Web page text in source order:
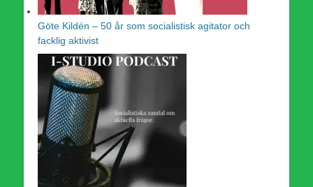
Göte Kildén – 50 år som socialistisk agitator och
facklig aktivist